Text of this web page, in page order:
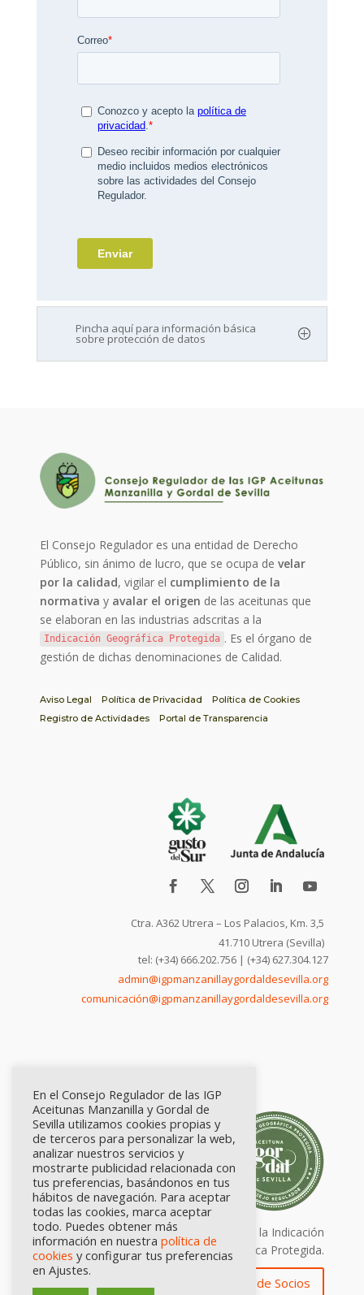
Pincha aquí para información básica
sobre protección de datos
El Consejo Regulador es una entidad de Derecho
Público, sin ánimo de lucro, que se ocupa develar
por la calidad, vigilar el cumplimiento de la
normativa y avalar el origen de las aceitunas que
se elaboran en las industrias adscritas a la
Indicación Geográfica Protegida . Es el órgano de
gestión de dichas denominaciones de Calidad.
Aviso Legal Política de Privacidad
Política de Cookies
Registro de Actividades
Portal de Transparencia
Ctra. A362 Utrera – Los Palacios, Km. 3,5
41.710 Utrera (Sevilla)
tel: (+34) 666.202.756 | (+34) 627.304.127
admin@igpmanzanillaygordaldesevilla.org
comunicación@igpmanzanillaygordaldesevilla.org
Calidad certificada por Origen. Sellos de la Indicación
Geográfica Protegida.
Zona de Socios
En el Consejo Regulador de las IGP
Aceitunas Manzanilla y Gordal de
Sevilla utilizamos cookies propias y
de terceros para personalizar la web,
analizar nuestros servicios y
mostrarte publicidad relacionada con
tus preferencias, basándonos en tus
hábitos de navegación. Para aceptar
todas las cookies, marca aceptar
todo. Puedes obtener más
información en nuestra política de
cookies y configurar tus preferencias
en Ajustes.